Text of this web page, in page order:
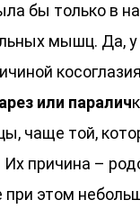
бы только в
мышц. Да, у
или паралич
чаще той,
Их причина –
этом